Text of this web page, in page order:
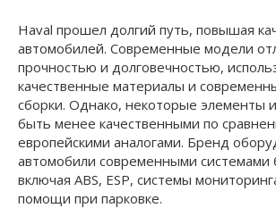
Haval прошел долгий путь, повышая
автомобилей. Современные модели
прочностью и долговечностью,
качественные материалы и
сборки. Однако, некоторые элементы
быть менее качественными по
европейскими аналогами. Бренд
автомобили современными системами
включая ABS, ESP, системы
помощи при парковке.